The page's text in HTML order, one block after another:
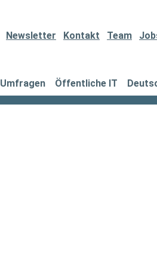
Newsletter Kontakt Team
Umfragen Öffentliche IT